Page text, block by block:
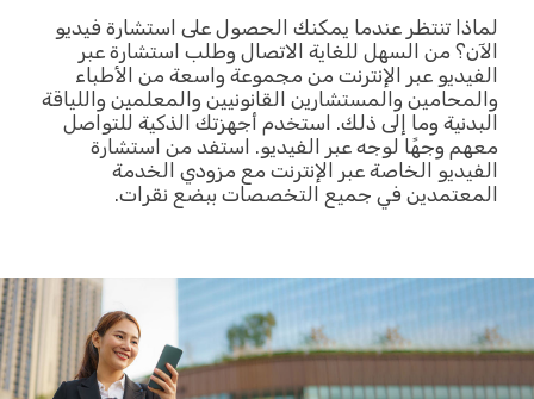
سيارة اجره
حجز سيارات الأجرة
موتو الحجز
تأجير سيارات
توصيل أي شيء وفي أي مكان
تسليم الطرود
لماذا تنتظر عندما يمكنك الحصول على استشارة فيديو
الآن؟ من السهل للغاية الاتصال وطلب استشارة عبر
الفيديو عبر الإنترنت من مجموعة واسعة من الأطباء
والمحامين والمستشارين القانونيين والمعلمين واللياقة
البدنية وما إلى ذلك. استخدم أجهزتك الذكية للتواصل
معهم وجهًا لوجه عبر الفيديو. استفد من استشارة
الفيديو الخاصة عبر الإنترنت مع مزودي الخدمة
المعتمدين في جميع التخصصات ببضع نقرات.